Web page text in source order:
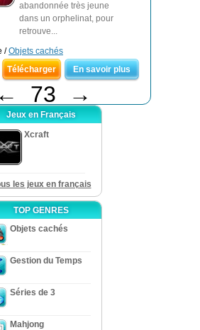
abandonnée très jeune
dans un orphelinat, pour
retrouve...
/Objets cachés
Télécharger
En savoir plus
← 73 →
Jeux en Français
Xcraft
les jeux en français
TOP GENRES
Objets cachés
Gestion du Temps
Séries de 3
Mahjong